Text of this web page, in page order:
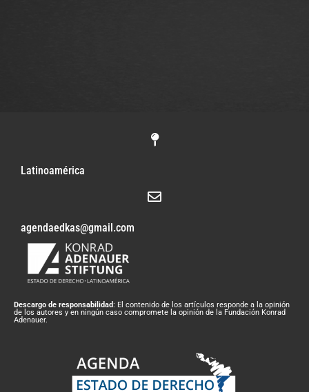
Latinoamérica
agendaedkas@gmail.com
Descargo de responsabilidad: El contenido de los artículos responde a la opinión
de los autores y en ningún caso compromete la opinión de la Fundación Konrad
Adenauer.